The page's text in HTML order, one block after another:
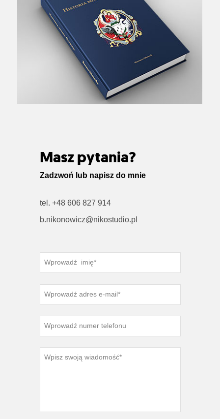
Masz pytania?
Zadzwoń lub napisz do mnie
tel. +48 606 827 914
b.nikonowicz@nikostudio.pl
Wprowadź imię*
Wprowadź adres e-mail*
Wpisz swoją wiadomość*
Wprowadź numer telefonu